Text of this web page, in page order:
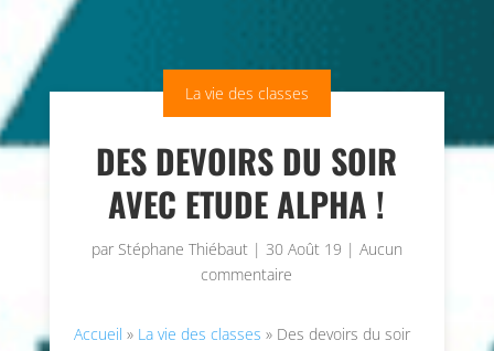
La vie des classes
DES DEVOIRS DU SOIR
AVEC ETUDE ALPHA !
par Stéphane Thiébaut| 30 Août 19 | Aucun
commentaire
Accueil » La vie des classes » Des devoirs du soir